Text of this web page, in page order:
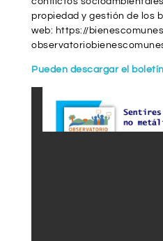
propiedad y gestión de los
web: https://
Pueden descargar el